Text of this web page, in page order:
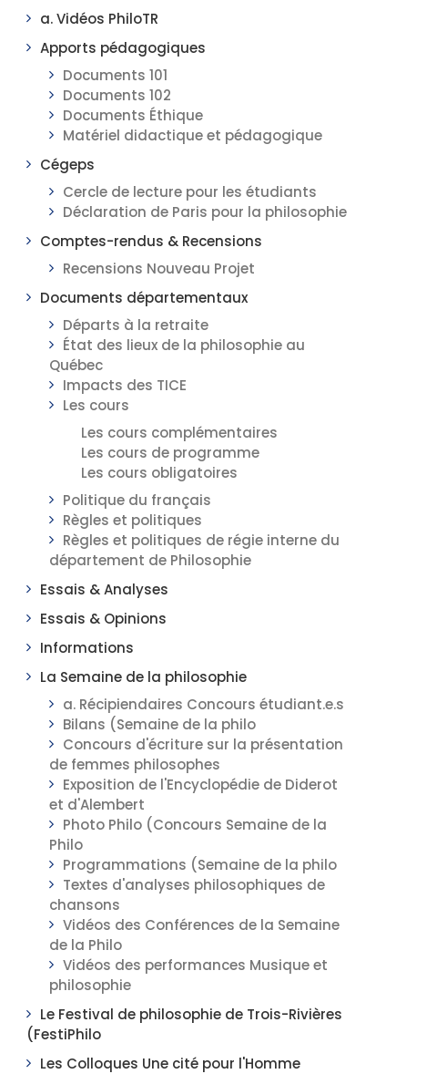
a. Vidéos PhiloTR
Apports pédagogiques
Documents 101
Documents 102
Documents Éthique
Matériel didactique et pédagogique
Cégeps
Cercle de lecture pour les étudiants
Déclaration de Paris pour la philosophie
Comptes-rendus & Recensions
Recensions Nouveau Projet
Documents départementaux
Départs à la retraite
État des lieux de la philosophie au
Québec
Impacts des TICE
Les cours
Les cours complémentaires
Les cours de programme
Les cours obligatoires
Politique du français
Règles et politiques
Règles et politiques de régie interne du
département de Philosophie
Essais & Analyses
Essais & Opinions
Informations
La Semaine de la philosophie
a. Récipiendaires Concours étudiant.e.s
Bilans (Semaine de la philo
Concours d'écriture sur la présentation
de femmes philosophes
Exposition de l'Encyclopédie de Diderot
et d'Alembert
Photo Philo (Concours Semaine de la
Philo
Programmations (Semaine de la philo
Textes d'analyses philosophiques de
chansons
Vidéos des Conférences de la Semaine
de la Philo
Vidéos des performances Musique et
philosophie
Le Festival de philosophie de Trois-Rivières
(FestiPhilo
Les Colloques Une cité pour l'Homme